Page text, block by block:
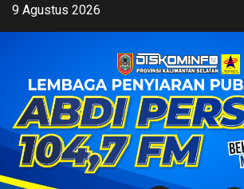
Skip9 Agustus 2026